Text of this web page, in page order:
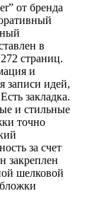
от бренда
в
страниц.
и
записи идей,
закладка.
и стильные
точно
за счет
закреплен
шелковой